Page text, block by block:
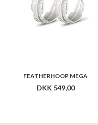
FEATHERHOOP MEGA
DKK 549,00